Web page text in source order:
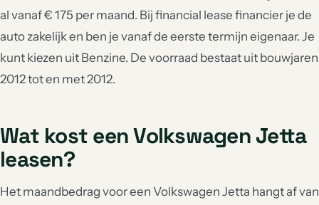
al vanaf € 175 per maand. Bij financial lease financier je de
auto zakelijk en ben je vanaf de eerste termijn eigenaar. Je
kunt kiezen uit Benzine. De voorraad bestaat uit bouwjaren
2012 tot en met 2012.
Wat kost een Volkswagen Jetta
leasen?
Het maandbedrag voor een Volkswagen Jetta hangt af van